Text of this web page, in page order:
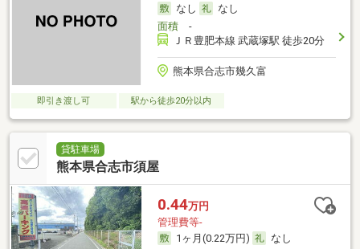
なし
なし
面積-
ＪＲ豊肥本線 武蔵塚駅 徒歩20分
熊本県合志市幾久富
即引き渡し可 駅から徒歩20分以内
貸駐車場
熊本県合志市須屋
0.44万円
管理費等-
1ヶ月(0.22万円)
なし